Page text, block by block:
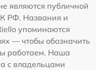
являются публичной
РФ. Названия и
упоминаются
— чтобы обозначить
работаем. Наша
с владельцами